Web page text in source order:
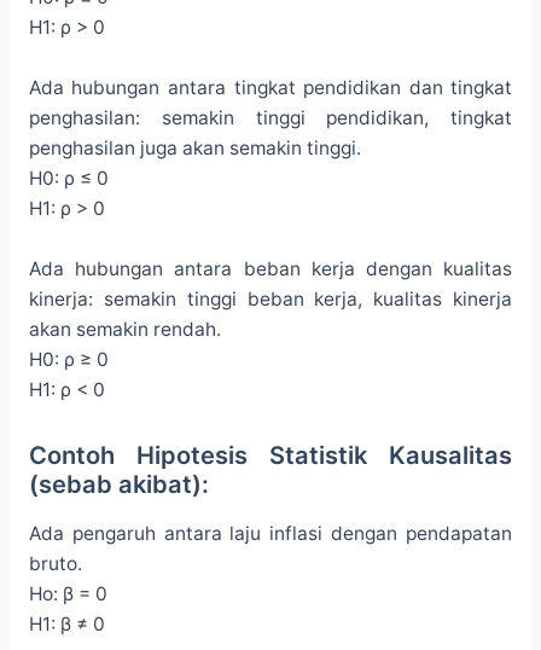
H1: ρ > 0
Ada hubungan antara tingkat pendidikan dan tingkat
penghasilan: semakin tinggi pendidikan, tingkat
penghasilan juga akan semakin tinggi.
H0: ρ ≤ 0
H1: ρ > 0
Ada hubungan antara beban kerja dengan kualitas
kinerja: semakin tinggi beban kerja, kualitas kinerja
akan semakin rendah.
H0: ρ ≥ 0
H1: ρ < 0
Contoh Hipotesis Statistik Kausalitas
(sebab akibat):
Ada pengaruh antara laju inflasi dengan pendapatan
bruto.
Ho: β = 0
H1: β ≠ 0